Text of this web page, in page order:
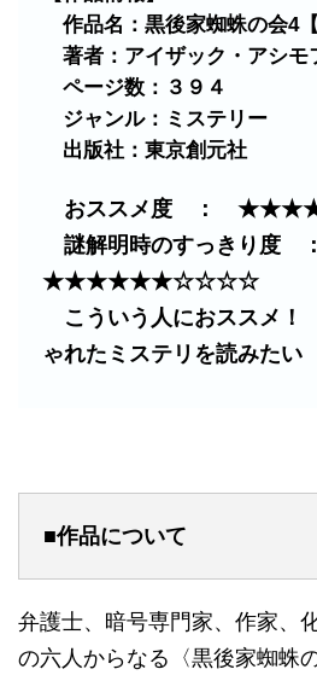
作品名：黒後家蜘蛛の会4【
著者：アイザック・アシモ
ページ数：３９４
ジャンル：ミステリー
出版社：東京創元社
おススメ度 ：
謎解明時のすっきり度
★★★★★★☆☆☆☆
こういう人におススメ
ゃれたミステリを読みたい
■作品について
弁護士、暗号専門家、作家、
の六人からなる〈黒後家蜘蛛